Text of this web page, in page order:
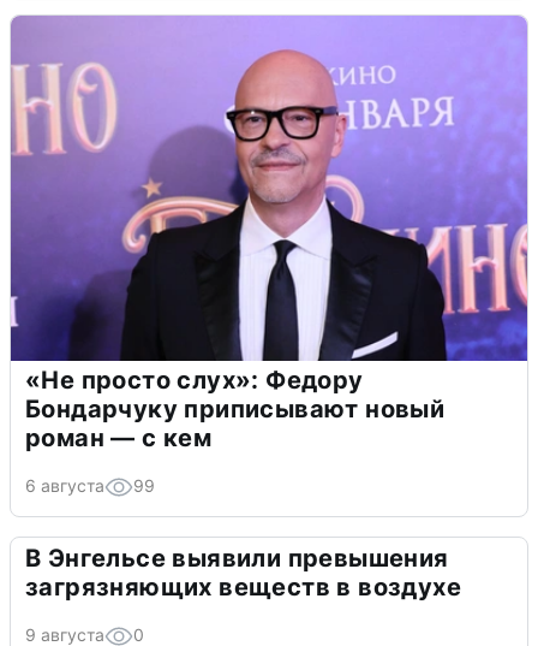
«Не просто слух»: Федору
Бондарчуку приписывают новый
роман — с кем
6 августа 99
В Энгельсе выявили превышения
загрязняющих веществ в воздухе
9 августа 0